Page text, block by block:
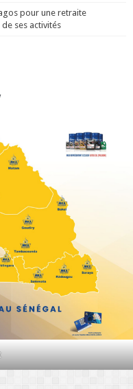
pour une retraite
ses activités